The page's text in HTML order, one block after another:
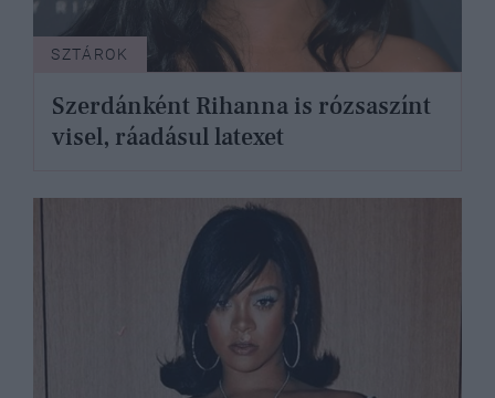
SZTÁROK
Szerdánként Rihanna is rózsaszínt
visel, ráadásul latexet